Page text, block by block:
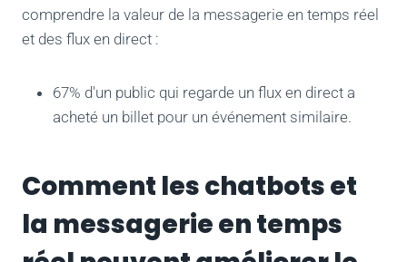
comprendre la valeur de la messagerie en temps réel
et des flux en direct :
67% d'un public qui regarde un flux en direct a
acheté un billet pour un événement similaire.
Comment les chatbots et
la messagerie en temps